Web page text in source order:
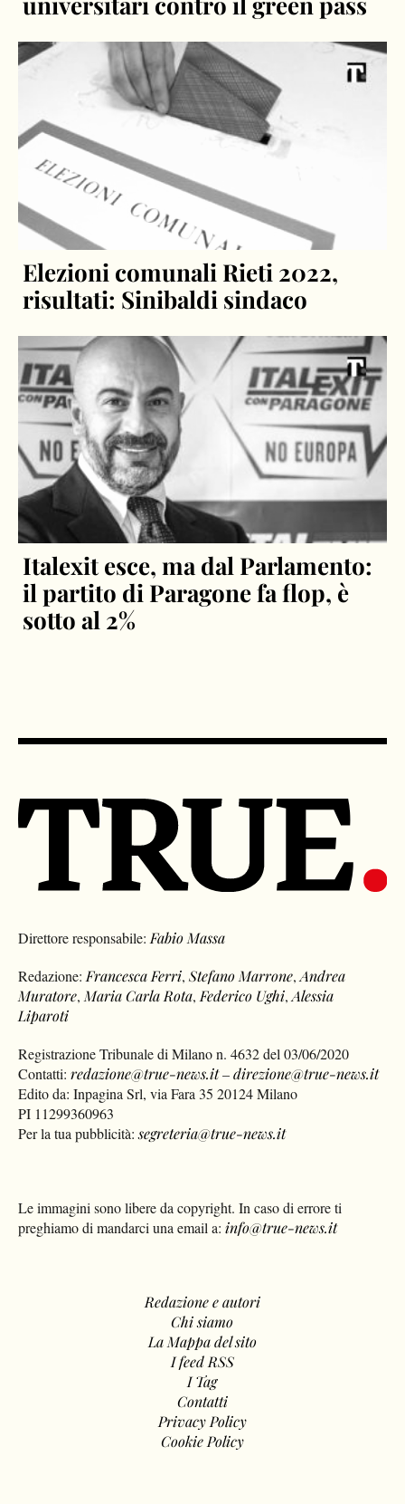
Elezioni comunali Rieti 2022,
risultati: Sinibaldi sindaco
Italexit esce, ma dal Parlamento:
il partito di Paragone fa flop, è
sotto al 2%
Direttore responsabile: Fabio Massa
Redazione: Francesca Ferri,Stefano Marrone,Andrea
Muratore, Maria Carla Rota, Federico Ughi,Alessia
Liparoti
Registrazione Tribunale di Milano n. 4632 del 03/06/2020
Contatti:redazione@true-news.it–direzione@true-news.it
Edito da: Inpagina Srl, via Fara 35 20124 Milano
PI 11299360963
Per la tua pubblicità:segreteria@true-news.it
Le immagini sono libere da copyright. In caso di errore ti
preghiamo di mandarci una email a: info@true-news.it
Redazione e autori
Chi siamo
La Mappa del sito
I feed RSS
I Tag
Contatti
Privacy Policy
Cookie Policy